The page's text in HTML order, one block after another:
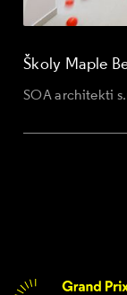
Školy Maple
SOA architekti